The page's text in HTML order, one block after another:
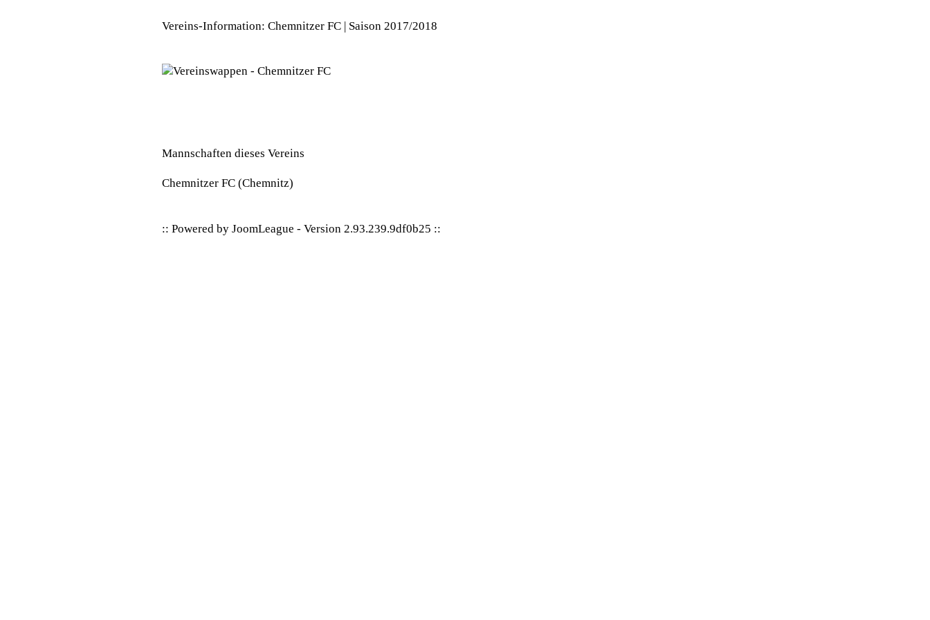
Vereins-Information: Chemnitzer FC | Saison 2017/2018
Mannschaften dieses Vereins
Chemnitzer FC (Chemnitz)
:: Powered by JoomLeague - Version 2.93.239.9df0b25 ::